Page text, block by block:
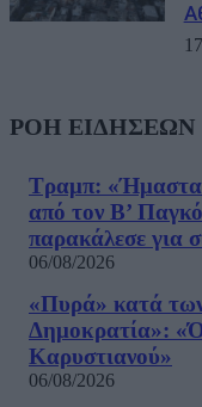
ΡΟΗ ΕΙΔΗΣΕΩΝ
Τραμπ: «Ήμασταν
από τον Β’
παρακάλεσε για
06/08/2026
«Πυρά» κατά
Δημοκρατία»:
Καρυστιανού»
06/08/2026